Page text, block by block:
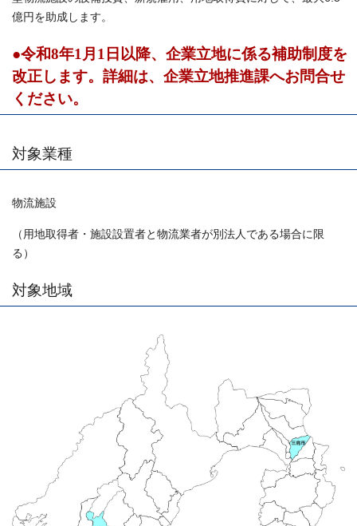
億円を助成します。
●令和8年1月1日以降、企業立地に係る補助制度を
改正します。詳細は、企業立地推進課へお問合せ
ください。
対象業種
物流施設
（用地取得者・施設設置者と物流業者が別法人である場合に限
る）
対象地域